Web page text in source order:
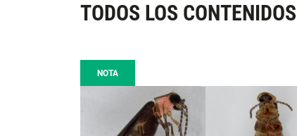
TODOS LOS CONTENIDOS
NOTA